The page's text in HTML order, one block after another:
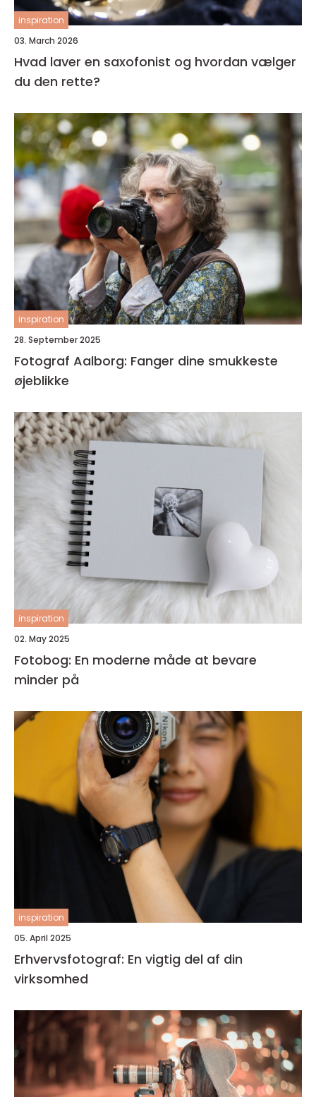
inspiration
03. March 2026
Hvad laver en saxofonist og hvordan vælger
du den rette?
inspiration
28. September 2025
Fotograf Aalborg: Fanger dine smukkeste
øjeblikke
inspiration
02. May 2025
Fotobog: En moderne måde at bevare
minder på
inspiration
05. April 2025
Erhvervsfotograf: En vigtig del af din
virksomhed